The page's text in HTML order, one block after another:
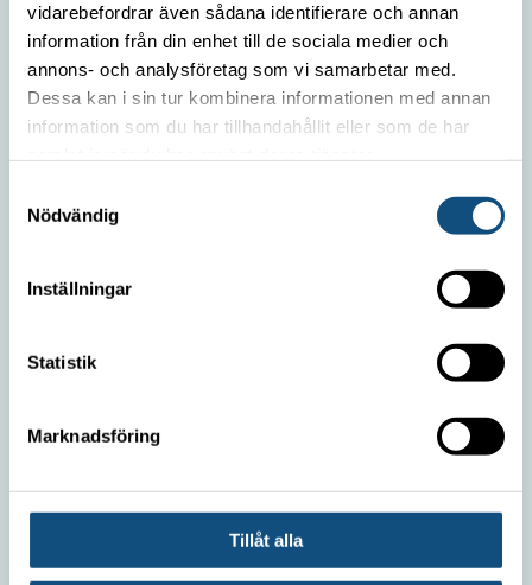
vidarebefordrar även sådana identifierare och annan
information från din enhet till de sociala medier och
annons- och analysföretag som vi samarbetar med.
Dessa kan i sin tur kombinera informationen med annan
information som du har tillhandahållit eller som de har
Nödvändig
Inställningar
Statistik
Marknadsföring
Tillåt alla
VÅRA MEST POPULÄRA TRUCKAR
Truck 4–5 ton
Containergående Truck 5 ton (El)
Containergående Truck 8 ton
Koncentrera er på kärnverksamheten
och låt oss sköta truckarna!